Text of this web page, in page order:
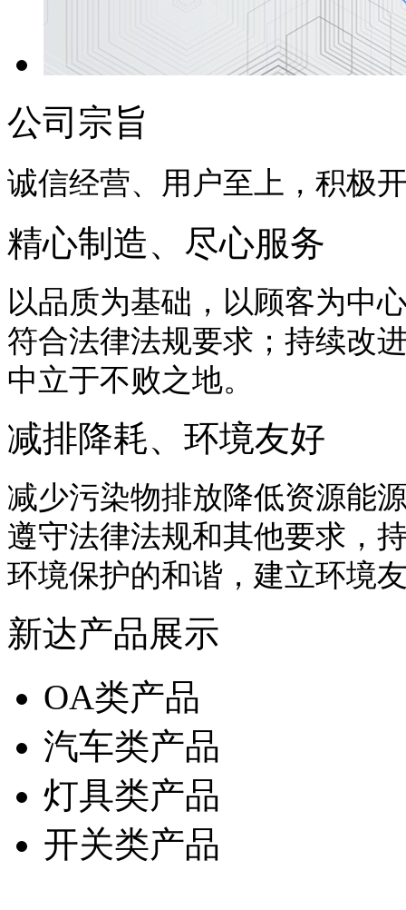
公司宗旨
诚信经营、用户至上，积极
精心制造、尽心服务
以品质为基础，以顾客为中
符合法律法规要求；持续改
中立于不败之地。
减排降耗、环境友好
减少污染物排放降低资源能
遵守法律法规和其他要求，
环境保护的和谐，建立环境
新达产品展示
OA类产品
汽车类产品
灯具类产品
开关类产品